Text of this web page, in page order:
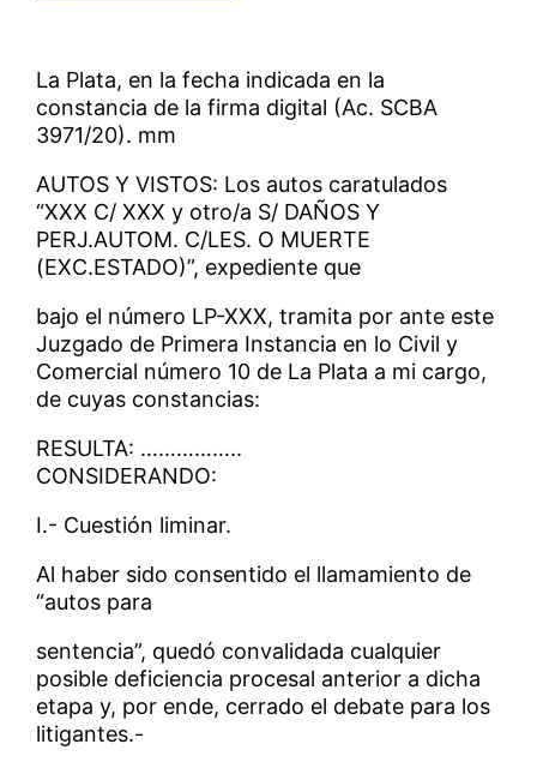
La Plata, en la fecha indicada en la
constancia de la firma digital (Ac. SCBA
3971/20). mm
AUTOS Y VISTOS: Los autos caratulados
“XXX C/ XXX y otro/a S/ DAÑOS Y
PERJ.AUTOM. C/LES. O MUERTE
(EXC.ESTADO)”, expediente que
bajo el número LP-XXX, tramita por ante este
Juzgado de Primera Instancia en lo Civil y
Comercial número 10 de La Plata a mi cargo,
de cuyas constancias:
RESULTA: ……………..
CONSIDERANDO:
I.- Cuestión liminar.
Al haber sido consentido el llamamiento de
“autos para
sentencia”, quedó convalidada cualquier
posible deficiencia procesal anterior a dicha
etapa y, por ende, cerrado el debate para los
litigantes.-